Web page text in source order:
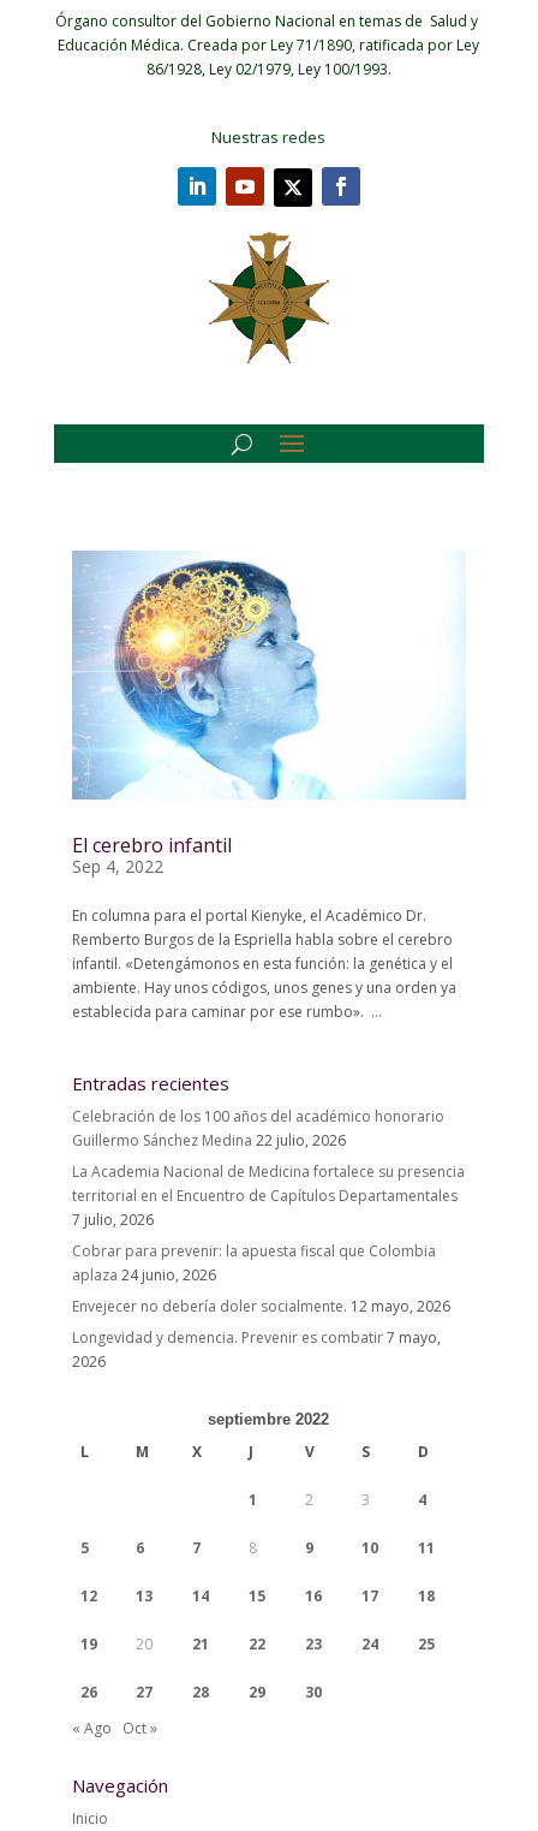
Órgano consultor del Gobierno Nacional en temas de Salud y
Educación Médica. Creada por Ley 71/1890, ratificada por Ley
86/1928, Ley 02/1979, Ley 100/1993.
Nuestras redes
El cerebro infantil
Sep 4, 2022
En columna para el portal Kienyke, el Académico Dr.
Remberto Burgos de la Espriella habla sobre el cerebro
infantil. «Detengámonos en esta función: la genética y el
ambiente. Hay unos códigos, unos genes y una orden ya
establecida para caminar por ese rumbo». ...
Entradas recientes
Celebración de los 100 años del académico honorario
Guillermo Sánchez Medina 22 julio, 2026
La Academia Nacional de Medicina fortalece su presencia
territorial en el Encuentro de Capítulos Departamentales
7 julio, 2026
Cobrar para prevenir: la apuesta fiscal que Colombia
aplaza 24 junio, 2026
Envejecer no debería doler socialmente. 12 mayo, 2026
Longevidad y demencia. Prevenir es combatir7 mayo,
2026
septiembre 2022
L M X J V S D
1 2 3 4
5 6 7 8 9 10 11
12 13 14 15 16 17 18
19 20 21 22 23 24 25
26 27 28 29
30
« Ago
Oct »
Navegación
Inicio